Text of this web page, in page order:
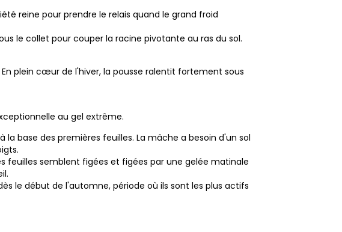
reine pour prendre le relais quand le grand froid
le collet pour couper la racine pivotante au ras du sol.
En plein cœur de l'hiver, la pousse ralentit fortement sous
au gel extrême.
base des premières feuilles. La mâche a besoin d'un sol
feuilles semblent figées et figées par une gelée matinale
le début de l'automne, période où ils sont les plus actifs